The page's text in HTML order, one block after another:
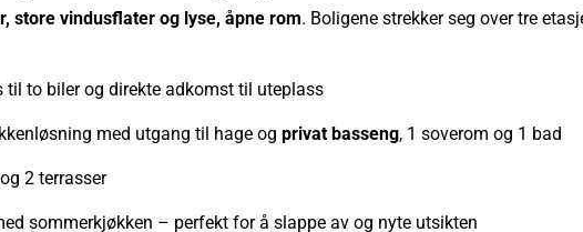
store vindusflater og lyse, åpne rom. Boligene strekker seg over tre
til to biler og direkte adkomst til uteplass
med utgang til hage og privat basseng, 1 soverom og 1 bad
2 terrasser
sommerkjøkken – perfekt for å slappe av og nyte utsikten